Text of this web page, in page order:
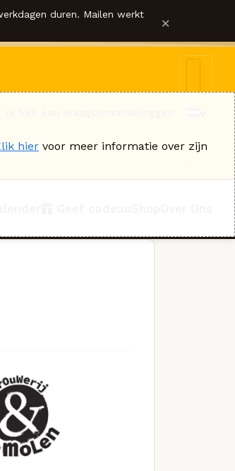
duren. Mailen werkt ×
hier voor meer informatie over zijn